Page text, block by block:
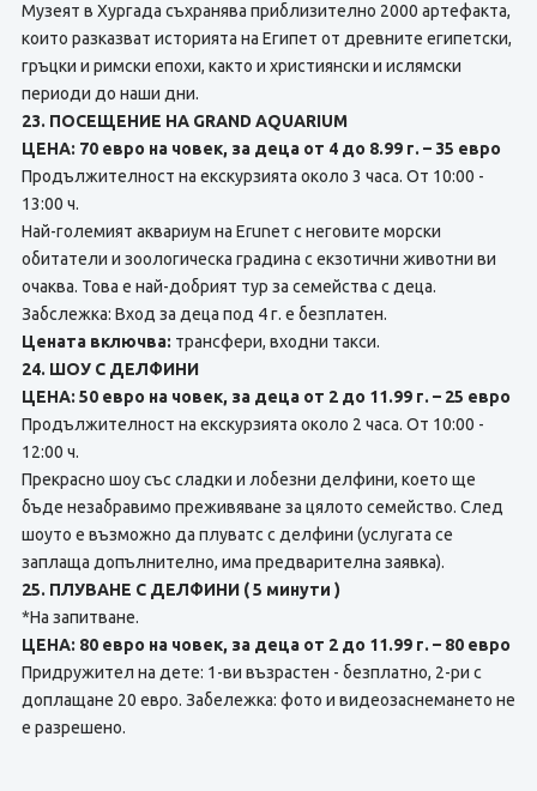
Музеят в Хургада съхранява приблизително 2000 артефакта,
които разказват историята на Египет от древните египетски,
гръцки и римски епохи, както и християнски и ислямски
периоди до наши дни.
23. ПОСЕЩЕНИЕ НА GRAND AQUARIUM
ЦЕНА: 70 евро на човек, за деца от 4 до 8.99 г. – 35 евро
Продължителност на екскурзията около 3 часа. От 10:00 -
13:00 ч.
Най-големият аквариум на Eruneт с неговите морски
обитатели и зоологическа градина с екзотични животни ви
очаква. Това е най-добрият тур за семейства с деца.
Забслежка: Вход за деца под 4 г. е безплатен.
Цената включва: трансфери, входни такси.
24. ШОУ С ДЕЛФИНИ
ЦЕНА: 50 евро на човек, за деца от 2 до 11.99 г. – 25 евро
Продължителност на екскурзията около 2 часа. От 10:00 -
12:00 ч.
Прекрасно шоу със сладки и лобезни делфини, което ще
бъде незабравимо преживяване за цялото семейство. След
шоуто е възможно да плуватс с делфини (услугата се
заплаща допълнително, има предварителна заявка).
25. ПЛУВАНЕ С ДЕЛФИНИ ( 5 минути )
*На запитване.
ЦЕНА: 80 евро на човек, за деца от 2 до 11.99 г. – 80 евро
Придружител на дете: 1-ви възрастен - безплатно, 2-ри с
доплащане 20 евро. Забележка: фото и видеозаснемането не
е разрешено.